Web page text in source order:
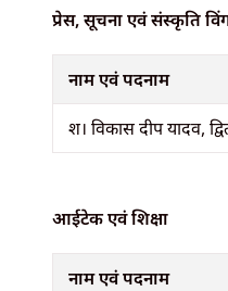
प्रेस, सूचना एवं संस्कृति
नाम एवं पदनाम
श। विकास दीप यादव,
आईटेक एवं शिक्षा
नाम एवं पदनाम